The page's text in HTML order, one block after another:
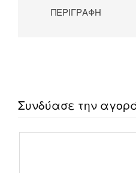
ΠΕΡΙΓΡΑΦΉ
Συνδύασε την